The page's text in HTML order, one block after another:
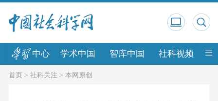
中心 学术中国 智库中国 社科视频 中
首页> 社科关注 > 本网原创